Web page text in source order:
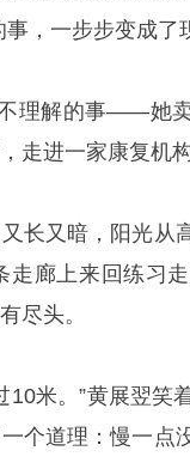
，一步步变成了
理解的事——她
走进一家康复机
长又暗，阳光从
廊上来回练习
尽头。
米。”黄展翌笑
个道理：慢一点